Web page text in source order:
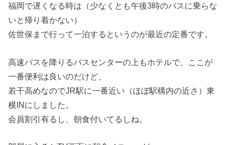
福岡で遅くなる時は（少なくとも午後3時のバスに乗らな
いと帰り着かない）
佐世保まで行って一泊するというのが最近の定番です。
高速バスを降りるバスセンターの上もホテルで、ここが
一番便利は良いのだけど、
若干高めなのでJR駅に一番近い（ほぼ駅構内の近さ）東
横INにしました。
会員割引有るし、朝食付いてるしね。